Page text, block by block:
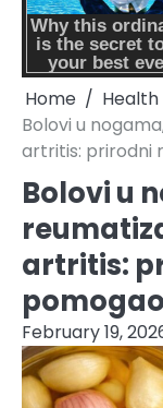
Home
Health
Bolovi u
artritis: prirodni
Bolovi u
artritis:
February 19,